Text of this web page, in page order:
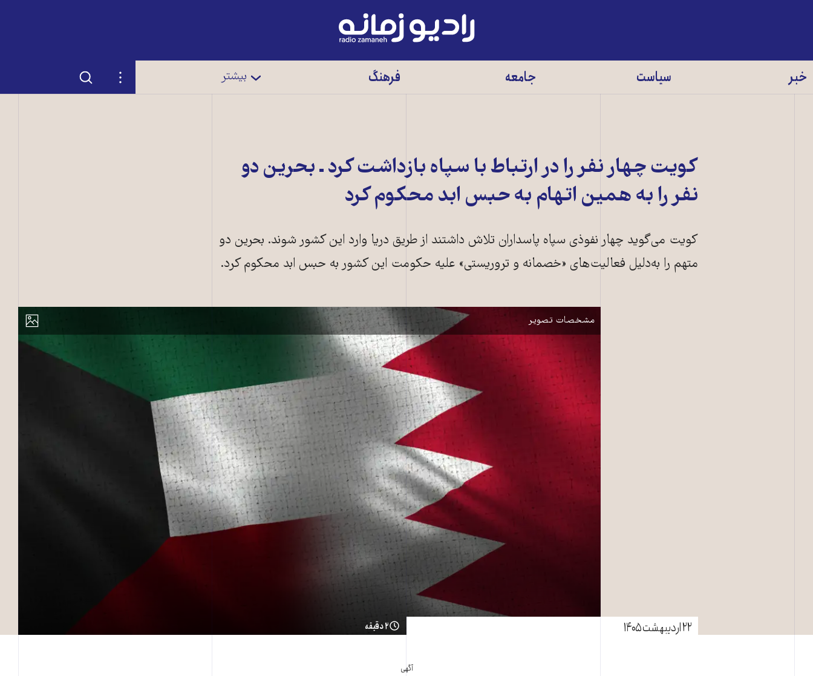
رادیو
زمانه
خبر سیاست جامعه فرهنگ بیشتر تنظیمات جستجو
کویت چهار نفر را در ارتباط با سپاه بازداشت کرد ـ بحرین دو
نفر را به همین اتهام به حبس ابد محکوم کرد
کویت می‌گوید چهار نفوذی سپاه پاسداران تلاش داشتند از طریق دریا وارد این کشور شوند. بحرین دو
متهم را به‌دلیل فعالیت‌های «خصمانه و تروریستی» علیه حکومت این کشور به حبس ابد محکوم کرد.
نمایش
مشخصات تصویر
۲۲ اردیبهشت ۱۴۰۵ ۲ دقیقه
آگهی